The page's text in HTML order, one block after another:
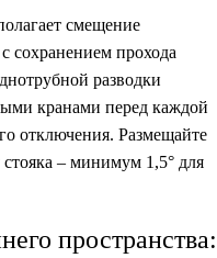
смещение
сохранением прохода
разводки
кранами перед каждой
отключения. Размещайте
– минимум 1,5° для
пространства: